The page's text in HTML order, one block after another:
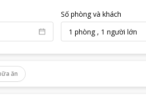
Số phòng và khách
1 phòng, 1 người lớn
ăn